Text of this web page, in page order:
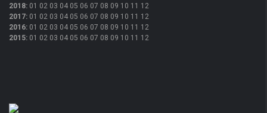
2018: 01 02 03 04 05 06 07 08 09 10 11 12
2017: 01 02 03 04 05 06 07 08 09 10 11 12
2016: 01 02 03 04 05 06 07 08 09 10 11 12
2015: 01 02 03 04 05 06 07 08 09 10 11 12